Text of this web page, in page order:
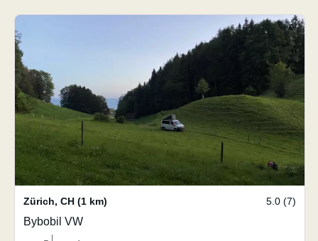
Zürich, CH (1 km) 5.0 (7)
Bybobil VW